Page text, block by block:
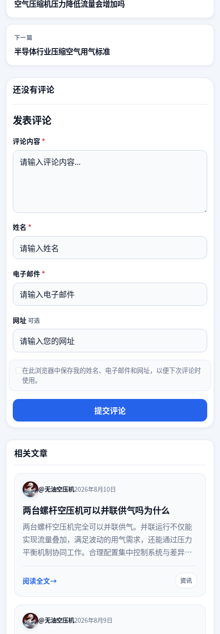
空气压缩机压力降低流量会增加吗
下一篇
半导体行业压缩空气用气标准
还没有评论
发表评论
评论内容*必填
姓名 *必填
电子邮件*必填
网址 可选
在此浏览器中保存我的姓名、电子邮件和网址，以便下次评论时
使用。
相关文章
@无油空压机2026年8月10日
两台螺杆空压机可以并联供气吗为什么
两台螺杆空压机完全可以并联供气。并联运行不仅能
实现流量叠加，满足波动的用气需求，还能通过压力
平衡机制协同工作。合理配置集中控制系统与差异化
业气源优化的常见方案。
阅读全文 资讯
@无油空压机2026年8月9日